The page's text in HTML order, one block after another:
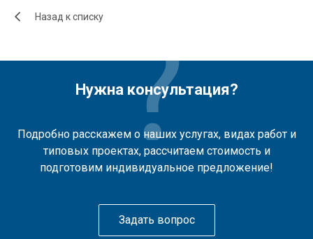
Назад к списку
Нужна консультация?
Подробно расскажем о наших услугах, видах работ и
типовых проектах, рассчитаем стоимость и
подготовим индивидуальное предложение!
Задать вопрос